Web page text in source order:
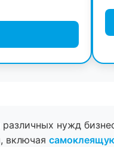
различных нужд
включая